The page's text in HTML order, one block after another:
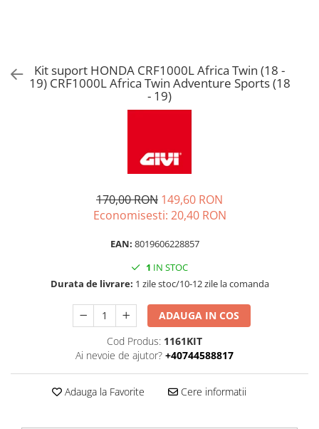
Kit suport HONDA CRF1000L Africa Twin (18 -
19) CRF1000L Africa Twin Adventure Sports (18
- 19)
170,00 RON 149,60 RON
Economisesti: 20,40 RON
EAN: 8019606228857
1 IN STOC
Durata de livrare: 1 zile stoc/10-12 zile la comanda
ADAUGA IN COS
Cod Produs: 1161KIT
Ai nevoie de ajutor? +40744588817
Adauga la Favorite Cere informatii